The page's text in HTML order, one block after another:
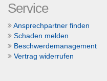
Service
Ansprechpartner finden
Schaden melden
Beschwerdemanagement
Vertrag widerrufen